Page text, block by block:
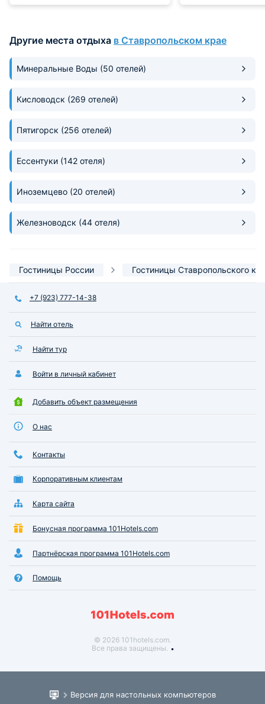
Отель абсолютно новый. Все
получилось.
ребенок кушали
побывали в
Другие места отдыха в Ставропольском крае
Минеральные Воды (50 отелей)
Кисловодск (269 отелей)
Пятигорск (256 отелей)
Ессентуки (142 отеля)
Иноземцево (20 отелей)
Железноводск (44 отеля)
Гостиницы России Гостиницы Ставропольского
+7 (923) 777-14-38
Найти отель
Найти тур
Войти в личный кабинет
Добавить объект размещения
О нас
Контакты
Корпоративным клиентам
Карта сайта
Бонусная программа 101Hotels.com
Партнёрская программа 101Hotels.com
Помощь
© 2026 101hotels.com.
Все права защищены.
Версия для настольных компьютеров